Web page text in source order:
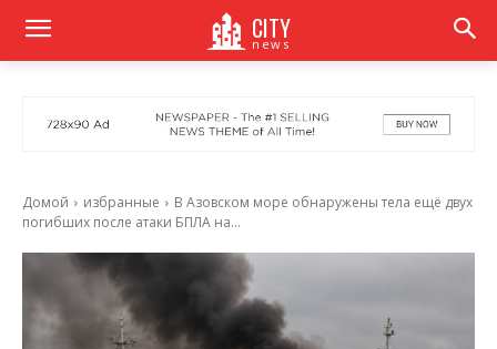
CITY
news
Домой избранные
В Азовском море обнаружены тела ещё двух
погибших после атаки БПЛА на...